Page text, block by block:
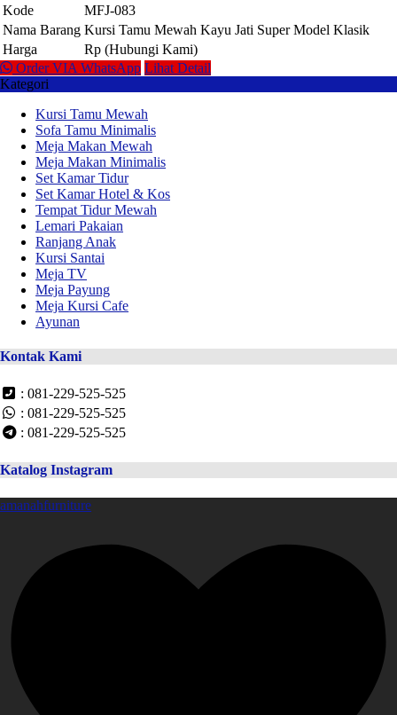
Kode
MFJ-083
Nama Barang Kursi Tamu Mewah Kayu Jati Super Model Klasik
Harga
Rp (Hubungi Kami)
Order VIA WhatsApp Lihat Detail
Kategori
Kursi Tamu Mewah
Sofa Tamu Minimalis
Meja Makan Mewah
Meja Makan Minimalis
Set Kamar Tidur
Set Kamar Hotel & Kos
Tempat Tidur Mewah
Lemari Pakaian
Ranjang Anak
Kursi Santai
Meja TV
Meja Payung
Meja Kursi Cafe
Ayunan
Kontak Kami
: 081-229-525-525
: 081-229-525-525
: 081-229-525-525
Katalog Instagram
amanahfurniture